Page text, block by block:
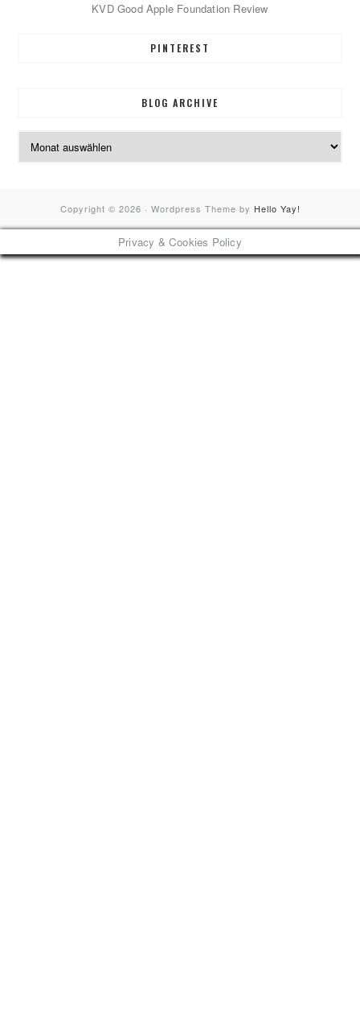
KVD Good Apple Foundation Review
PINTEREST
BLOG ARCHIVE
Blog
Archive
Copyright © 2026 · Wordpress Theme by Hello Yay!
Privacy & Cookies Policy